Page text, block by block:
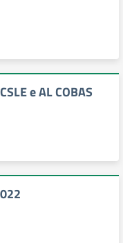
e AL COBAS